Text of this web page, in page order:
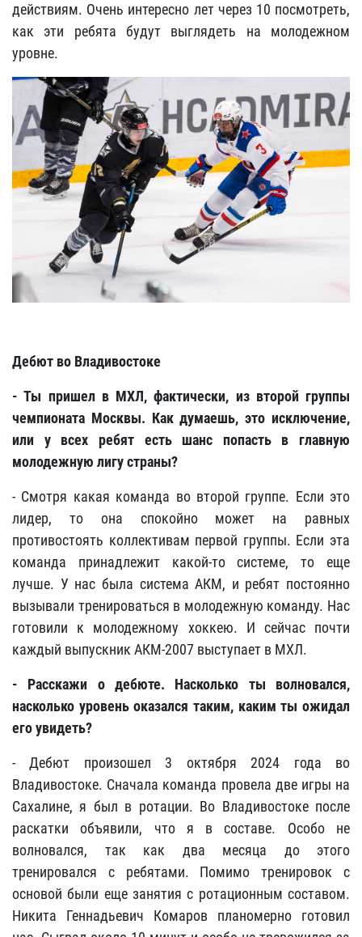
действиям. Очень интересно лет через 10 посмотреть,
как эти ребята будут выглядеть на молодежном
уровне.
Дебют во Владивостоке
- Ты пришел в МХЛ, фактически, из второй группы
чемпионата Москвы. Как думаешь, это исключение,
или у всех ребят есть шанс попасть в главную
молодежную лигу страны?
- Смотря какая команда во второй группе. Если это
лидер, то она спокойно может на равных
противостоять коллективам первой группы. Если эта
команда принадлежит какой-то системе, то еще
лучше. У нас была система АКМ, и ребят постоянно
вызывали тренироваться в молодежную команду. Нас
готовили к молодежному хоккею. И сейчас почти
каждый выпускник АКМ-2007 выступает в МХЛ.
- Расскажи о дебюте. Насколько ты волновался,
насколько уровень оказался таким, каким ты ожидал
его увидеть?
- Дебют произошел 3 октября 2024 года во
Владивостоке. Сначала команда провела две игры на
Сахалине, я был в ротации. Во Владивостоке после
раскатки объявили, что я в составе. Особо не
волновался, так как два месяца до этого
тренировался с ребятами. Помимо тренировок с
основой были еще занятия с ротационным составом.
Никита Геннадьевич Комаров планомерно готовил